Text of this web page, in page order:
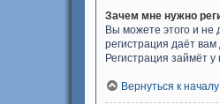
Зачем мне нужно
Вы можете этого и не
регистрация даёт
Регистрация займёт
Вернуться к началу